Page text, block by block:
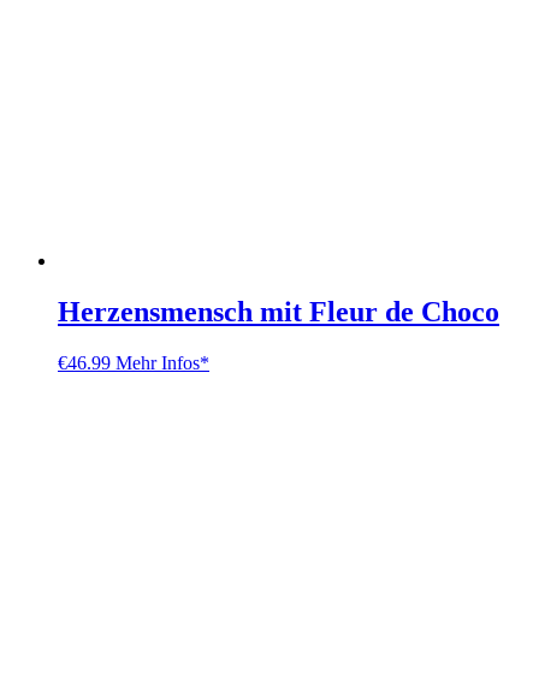
Herzensmensch mit Fleur de Choco
€46.99 Mehr Infos*